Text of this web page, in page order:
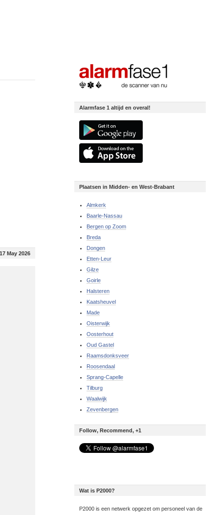
May 2026
Alarmfase 1 altijd en overal!
Plaatsen in Midden- en West-Brabant
Almkerk
Baarle-Nassau
Bergen op Zoom
Breda
Dongen
Etten-Leur
Gilze
Goirle
Halsteren
Kaatsheuvel
Made
Oisterwijk
Oosterhout
Oud Gastel
Raamsdonksveer
Roosendaal
Sprang-Capelle
Tilburg
Waalwijk
Zevenbergen
Follow, Recommend, +1
Wat is P2000?
P2000 is een netwerk opgezet om personeel van de